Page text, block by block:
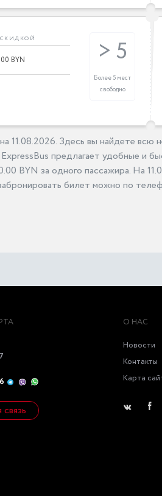
00 BYN > 5
Более 5 мест
свободно
11.08.2026. Здесь вы найдете всю
предлагает удобные и
BYN за одного пассажира. На
билет можно по
О НАС
Новости
Контакты
Карта